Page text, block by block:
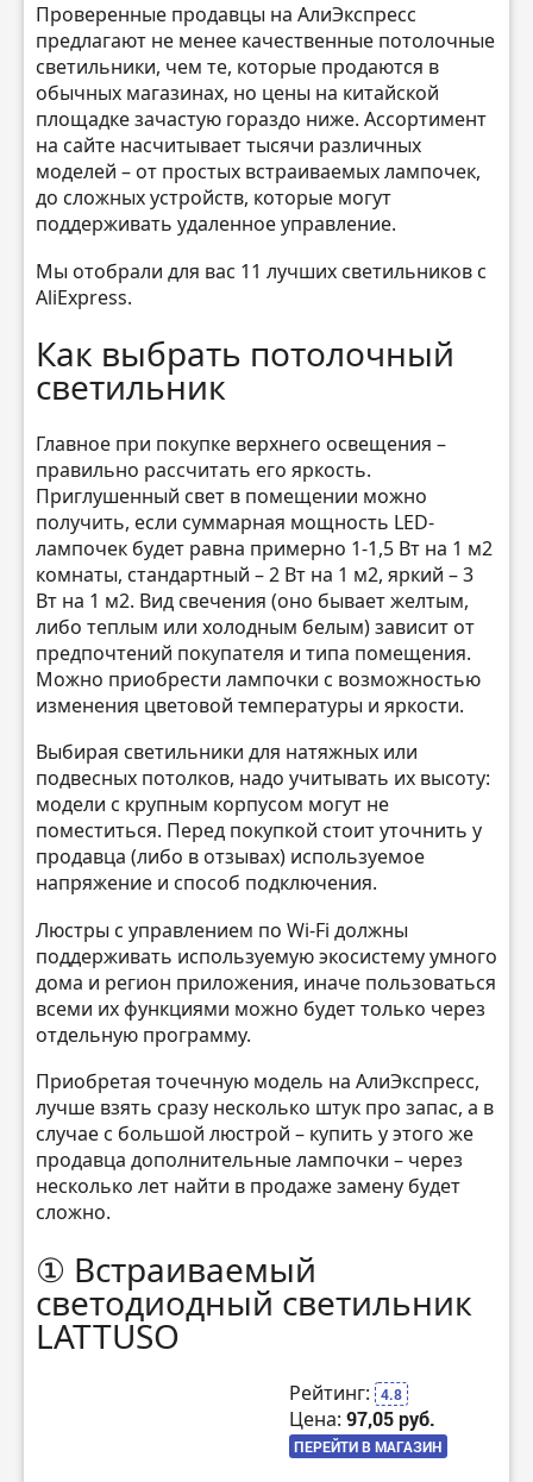
Проверенные продавцы на АлиЭкспресс
предлагают не менее качественные потолочные
светильники, чем те, которые продаются в
обычных магазинах, но цены на китайской
площадке зачастую гораздо ниже. Ассортимент
на сайте насчитывает тысячи различных
моделей – от простых встраиваемых лампочек,
до сложных устройств, которые могут
поддерживать удаленное управление.
Мы отобрали для вас 11 лучших светильников с
AliExpress.
Как выбрать потолочный
светильник
Главное при покупке верхнего освещения –
правильно рассчитать его яркость.
Приглушенный свет в помещении можно
получить, если суммарная мощность LED-
лампочек будет равна примерно 1-1,5 Вт на 1 м2
комнаты, стандартный – 2 Вт на 1 м2, яркий – 3
Вт на 1 м2. Вид свечения (оно бывает желтым,
либо теплым или холодным белым) зависит от
предпочтений покупателя и типа помещения.
Можно приобрести лампочки с возможностью
изменения цветовой температуры и яркости.
Выбирая светильники для натяжных или
подвесных потолков, надо учитывать их высоту:
модели с крупным корпусом могут не
поместиться. Перед покупкой стоит уточнить у
продавца (либо в отзывах) используемое
напряжение и способ подключения.
Люстры с управлением по Wi-Fi должны
поддерживать используемую экосистему умного
дома и регион приложения, иначе пользоваться
всеми их функциями можно будет только через
отдельную программу.
Приобретая точечную модель на АлиЭкспресс,
лучше взять сразу несколько штук про запас, а в
случае с большой люстрой – купить у этого же
продавца дополнительные лампочки – через
несколько лет найти в продаже замену будет
сложно.
① Встраиваемый
светодиодный светильник
LATTUSO
Рейтинг: 4.8
Цена: 97,05 руб.
ПЕРЕЙТИ В МАГАЗИН